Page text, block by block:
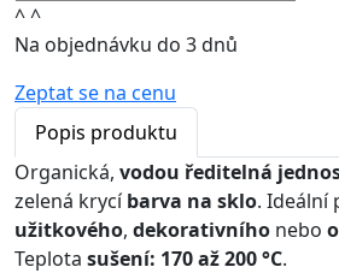
^^
Na objednávku do 3 dnů
Zeptat se na cenu
Popis produktu
Organická, vodou ředitelná
zelená krycíbarva na sklo. Ideální
užitkového, dekorativního nebo
Teplota sušení: 170 až 200 °C.